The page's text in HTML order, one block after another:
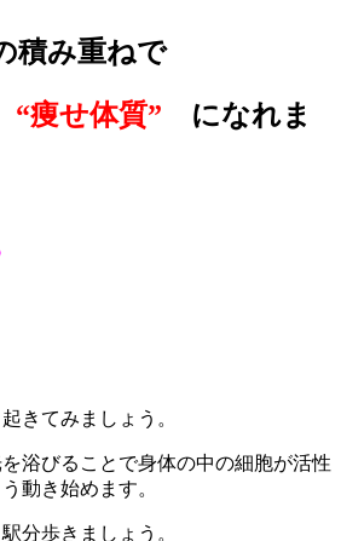
積み重ねで
“痩せ体質” になれま
きてみましょう。
浴びることで身体の中の細胞が活性
動き始めます。
分歩きましょう。